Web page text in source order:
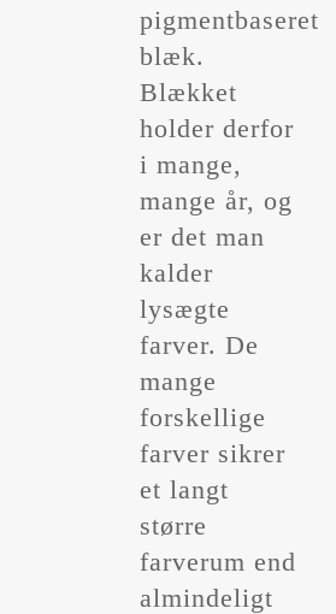
pigmentbaseret
blæk.
Blækket
holder derfor
i mange,
mange år, og
er det man
kalder
lysægte
farver. De
mange
forskellige
farver sikrer
et langt
større
farverum end
almindeligt